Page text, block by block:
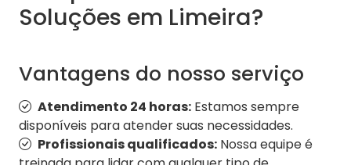
Soluções em Limeira?
Vantagens do nosso serviço
Atendimento 24 horas: Estamos sempre
disponíveis para atender suas necessidades.
Profissionais qualificados: Nossa equipe é